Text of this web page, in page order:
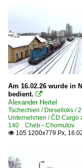
Am 16.02.26 wurde in
bedient. 
Alexander Hertel
Tschechien / Dieselloks /
Unternehmen / ČD Cargo
140 Cheb – Chomutov
 105 1200x779 Px,